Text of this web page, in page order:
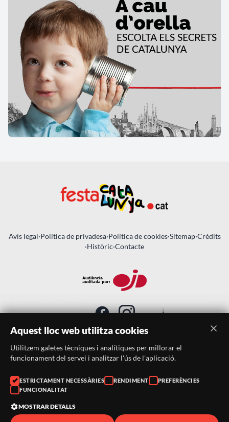
Avís legal·Política de privadesa·Política de cookies·Sitemap·Crèdits
·Històric·Contacte
SUBSCRIU-TE AL BUTLLETÍ
Telèfon:
938046359
Correu:
Aquest lloc web utilitza cookies
Utilitzem galetes tècniques i analítiques per millorar el
funcionament del servei i analitzar l'ús de l'aplicació.
ESTRICTAMENT NECESSÀRIES RENDIMENT
PREFERÈNCIES
FUNCIONALITAT
MOSTRAR DETALLS